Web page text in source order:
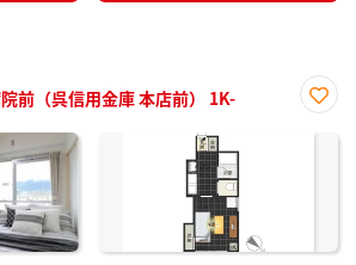
前（呉信用金庫 本店前） 1K-
に入